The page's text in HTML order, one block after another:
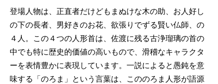
登場人物は、正直者だけどもまぬけな木の助、お人好し
の下の長者、男好きのお花、欲張りでずる賢い仏師、の
４人。この４つの人形首は、佐渡に残る古浄瑠璃の首の
中でも特に歴史的価値の高いもので、滑稽なキャラクタ
ーを表情豊かに表現しています。一説によると愚鈍を意
味する「のろま」という言葉は、こののろま人形が語源